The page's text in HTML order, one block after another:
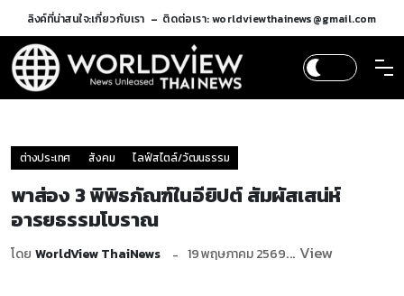
ลิงค์ที่น่าสนใจ:เกี่ยวกับเรา ติดต่อเรา: worldviewthainews@gmail.com
ต่างประเทศ สังคม ไลฟ์สไตล์/วัฒนธรรม
พาส่อง 3 พิพิธภัณฑ์ในอียิปต์ สัมผัสเสน่ห์
อารยธรรมโบราณ
โดย WorldView ThaiNews 19 พฤษภาคม 2569... View